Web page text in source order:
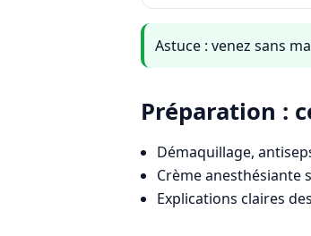
Astuce : venez sans
Préparation :
Démaquillage,
Crème anesthésiante
Explications claires